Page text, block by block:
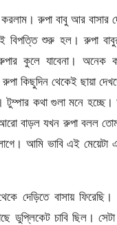
রুপা বাবু আর বাসার
বিপত্তি শুরু হল। রুপা
কুলে যাবেনা। অনেক
কিছুদিন থেকেই ছায়া
কথা গুলা মনে হচ্ছে।
বাড়ল যখন রুপা বলল
লাগে। আমি ভাবি এই
দেড়িতে বাসায় ফিরেছি।
চাবি ছিল। সেটা